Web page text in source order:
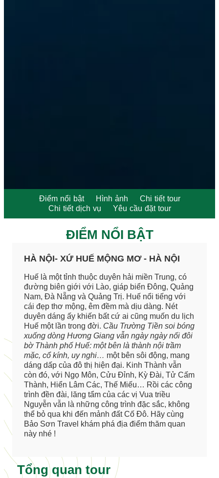
Điểm nổi bật Hình ảnh
Chi tiết tour
Chi tiết dịch vụ
Yêu cầu đặt tour
ĐIỂM NỔI BẬT
HÀ NỘI- XỨ HUẾ MỘNG MƠ - HÀ NỘI
Huế là một tỉnh thuộc duyên hải miền Trung, có
đường biên giới với Lào, giáp biển Đông, Quảng
Nam, Đà Nẵng và Quảng Trị. Huế nổi tiếng với
cái đẹp thơ mộng, êm đềm mà dịu dàng. Nét
duyên dáng ấy khiến bất cứ ai cũng muốn du lịch
Huế một lần trong đời. Cầu Trường Tiền soi bóng
xuống dòng Hương Giang vẫn ngày ngày nối đôi
bờ Thành phố Huế: một bên là thành nội trầm
mặc, cổ kính, uy nghi… một bên sôi động, mang
dáng dấp của đô thị hiện đại. Kinh Thành vẫn
còn đó, với Ngọ Môn, Cửu Đỉnh, Kỳ Đài, Tử Cấm
Thành, Hiển Lâm Các, Thế Miếu… Rồi các công
trình đền đài, lăng tẩm của các vị Vua triều
Nguyễn vẫn là những công trình đặc sắc, không
thể bỏ qua khi đến mảnh đất Cố Đô. Hãy cùng
Bảo Sơn Travel khám phá địa điểm thăm quan
này nhé !
Tổng quan tour